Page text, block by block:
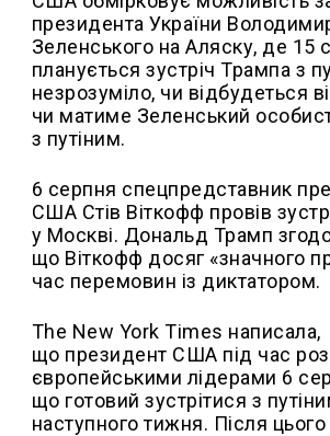
президента України
Зеленського на Аляску, де 15
планується зустріч Трампа з
незрозуміло, чи відбудеться
чи матиме Зеленський
з путіним.
6 серпня спецпредставник
США Стів Віткофф провів
у Москві. Дональд Трамп
що Віткофф досяг «значного
час перемовин із диктатором.
The New York Times написала,
що президент США під час
європейськими лідерами 6
що готовий зустрітися з
наступного тижня. Після цього